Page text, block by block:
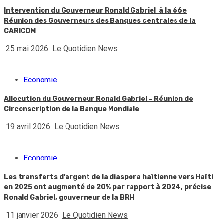
Intervention du Gouverneur Ronald Gabriel à la 66e
Réunion des Gouverneurs des Banques centrales de la
CARICOM
25 mai 2026 Le Quotidien News
Economie
Allocution du Gouverneur Ronald Gabriel – Réunion de
Circonscription de la Banque Mondiale
19 avril 2026 Le Quotidien News
Economie
Les transferts d’argent de la diaspora haïtienne vers Haïti
en 2025 ont augmenté de 20% par rapport à 2024, précise
Ronald Gabriel, gouverneur de la BRH
11 janvier 2026 Le Quotidien News